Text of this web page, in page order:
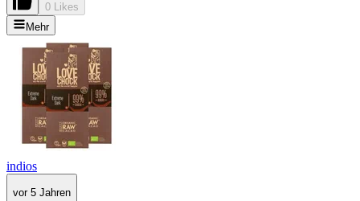
0 Likes
Mehr
indios
vor 5 Jahren